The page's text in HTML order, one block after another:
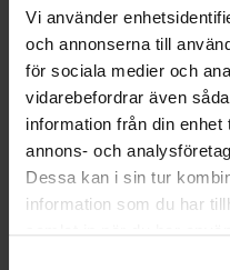
Vi använder
och annonserna till
för sociala medier och
vidarebefordrar även
information från din
annons- och
Dessa kan i sin tur
information som du har
samlat in när du har
CAPiDi Säkerhetstimer
● Säkerhetstimer från Capidi